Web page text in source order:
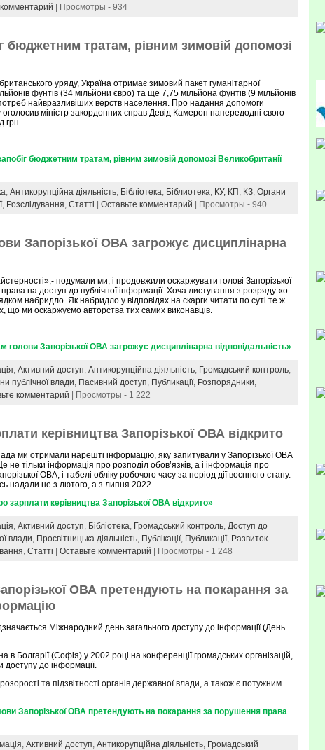
| Просмотры - 934
бюджетним тратам, рівним зимовій допомозі
уряду, Україна отримає зимовий пакет гуманітарної
фунтів (34 мільйони євро) та ще 7,75 мільйона фунтів (9 мільйонів
найвразливіших верств населення. Про надання допомоги
оголосив міністр закордонних справ Девід Камерон напередодні свого
бюджетним тратам, рівним зимовій допомозі Великобританії
,Антикорупційна діяльність, Бібліотека, Біблиотека, КУ, КП, КЗ,Органи
, Розслідування,Статті |Оставьте комментарий | Просмотры - 940
Запорізької ОВА загрожує дисциплінарна
подумали ми, і продовжили оскаржувати голові Запорізької
на доступ до публічної інформації. Хоча листування з розряду «о
набридло. Як набридло у відповідях на скарги читати по суті те ж
що ми оскаржуємо авторства тих самих виконавців.
Запорізької ОВА загрожує дисциплінарна відповідальність»
,Активний доступ,Антикорупційна діяльність, Громадський контроль,
публічної влади, Пасивний доступ, Публикації, Розпорядники,
комментарий | Просмотры - 1 222
керівництва Запорізької ОВА відкрито
ми отримали нарешті інформацію, яку запитували у Запорізької ОВА
не тільки інформація про розподіл обов’язків, а і інформація про
ОВА, і табелі обліку робочого часу за період дії воєнного стану.
надали не з лютого, а з липня 2022
керівництва Запорізької ОВА відкрито»
,Активний доступ, Бібліотека, Громадський контроль,Доступ до
влади, Просвітницька діяльність, Публікації, Публикації, Развиток
,Статті |Оставьте комментарий | Просмотры - 1 248
ОВА претендують на покарання за
Міжнародний день загального доступу до інформації (День
в Болгарії (Софія) у 2002 році на конференції громадських організацій,
доступу до інформації.
та підзвітності органів державної влади, а також є потужним
Запорізької ОВА претендують на покарання за порушення права
,Активний доступ,Антикорупційна діяльність, Громадський